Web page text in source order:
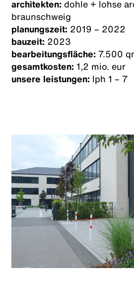
architekten: dohle + lohse
braunschweig
planungszeit: 2019 – 2022
bauzeit: 2023
bearbeitungsfläche: 7.500
gesamtkosten: 1,2 mio. eur
unsere leistungen: lph 1 – 7